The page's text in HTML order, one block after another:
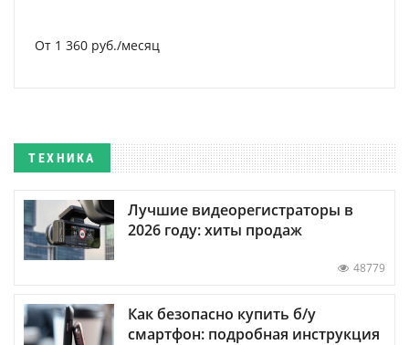
От 1 360 руб./месяц
ТЕХНИКА
Лучшие видеорегистраторы в
2026 году: хиты продаж
48779
Как безопасно купить б/у
смартфон: подробная инструкция